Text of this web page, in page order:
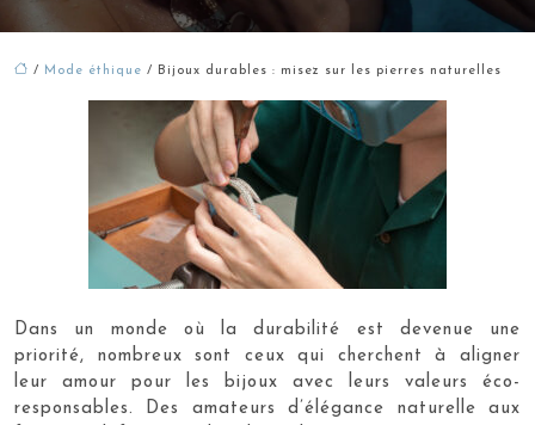
/ Mode éthique / Bijoux durables : misez sur les pierres naturelles
Dans un monde où la durabilité est devenue une
priorité, nombreux sont ceux qui cherchent à aligner
leur amour pour les bijoux avec leurs valeurs éco-
responsables. Des amateurs d’élégance naturelle aux